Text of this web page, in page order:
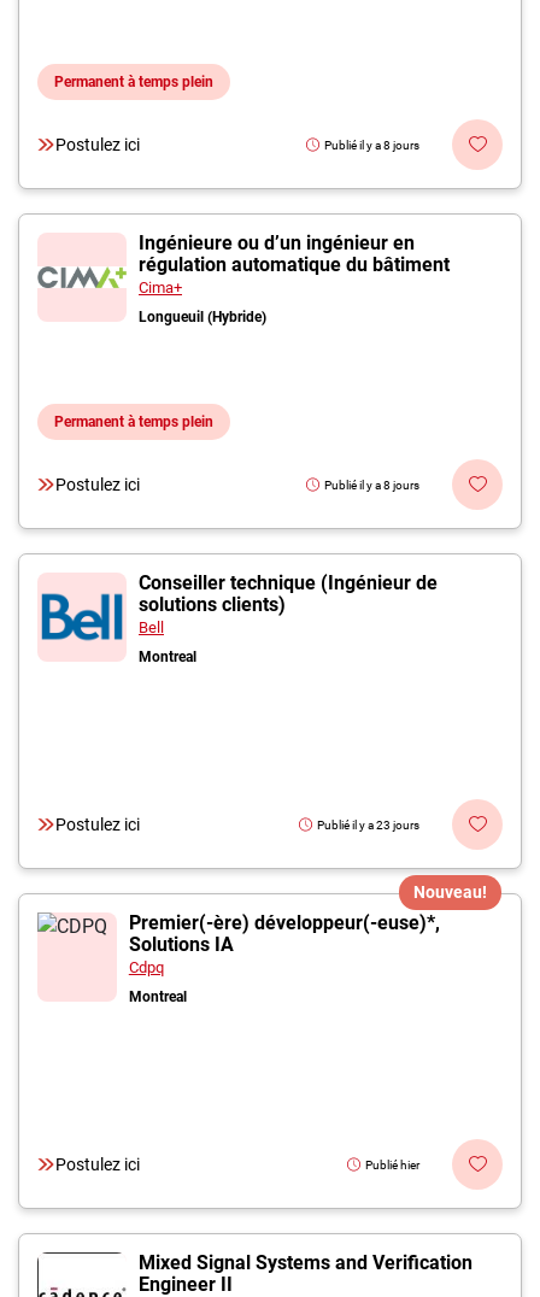
Permanent à temps plein
Postulez ici Publié il y a 8 jours
Ingénieure ou d’un ingénieur en
régulation automatique du bâtiment
Cima+
Longueuil (Hybride)
Permanent à temps plein
Postulez ici Publié il y a 8 jours
Conseiller technique (Ingénieur de
solutions clients)
Bell
Montreal
Postulez ici Publié il y a 23 jours
Nouveau!
Premier(-ère) développeur(-euse)*,
Solutions IA
Cdpq
Montreal
Postulez ici Publié hier
Mixed Signal Systems and Verification
Engineer II